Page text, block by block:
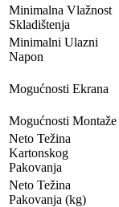
Minimalna Vlažnost
Skladištenja
Minimalni Ulazni
Napon
Mogućnosti Ekrana
Mogućnosti Montaže
Neto Težina
Kartonskog
Pakovanja
Neto Težina
Pakovanja (kg)